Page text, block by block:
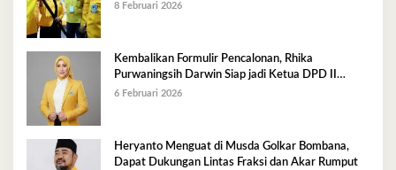
8 Februari 2026
Kembalikan Formulir Pencalonan, Rhika
Purwaningsih Darwin Siap jadi Ketua DPD II
Golkar Mubar
6 Februari 2026
Heryanto Menguat di Musda Golkar Bombana,
Dapat Dukungan Lintas Fraksi dan Akar Rumput